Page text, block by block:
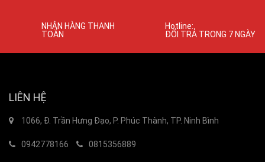
NHẬN HÀNG THANH
TOÁN
Hotline:
ĐỔI TRẢ TRONG 7 NGÀY
LIÊN HỆ
1066, Đ. Trần Hưng Đạo, P. Phúc Thành, TP. Ninh Bình
0942778166 0815356889